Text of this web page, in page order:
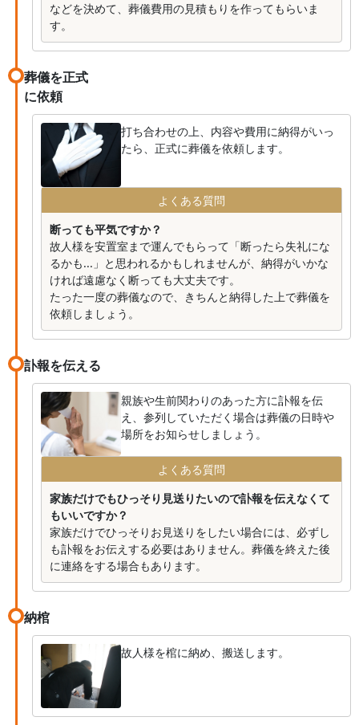
などを決めて、葬儀費用の見積もりを作ってもらいま
す。
葬儀を正式
に依頼
打ち合わせの上、内容や費用に納得がいっ
たら、正式に葬儀を依頼します。
よくある質問
断っても平気ですか？
故人様を安置室まで運んでもらって「断ったら失礼にな
るかも...」と思われるかもしれませんが、納得がいかな
ければ遠慮なく断っても大丈夫です。
たった一度の葬儀なので、きちんと納得した上で葬儀を
依頼しましょう。
訃報を伝える
親族や生前関わりのあった方に訃報を伝
え、参列していただく場合は葬儀の日時や
場所をお知らせしましょう。
よくある質問
家族だけでもひっそり見送りたいので訃報を伝えなくて
もいいですか？
家族だけでひっそりお見送りをしたい場合には、必ずし
も訃報をお伝えする必要はありません。葬儀を終えた後
に連絡をする場合もあります。
納棺
故人様を棺に納め、搬送します。